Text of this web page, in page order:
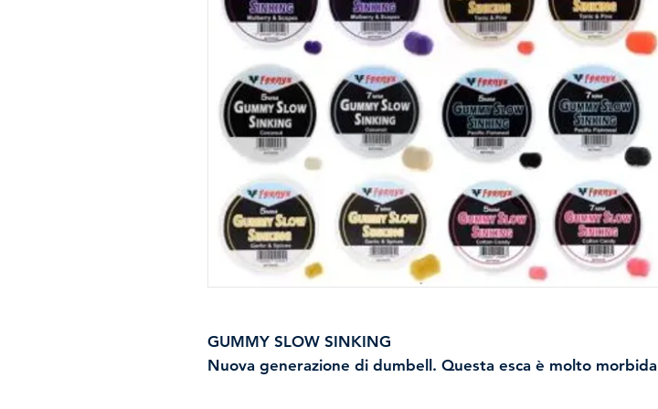
GUMMY SLOW SINKING
Nuova generazione di dumbell. Questa esca è molto morbida